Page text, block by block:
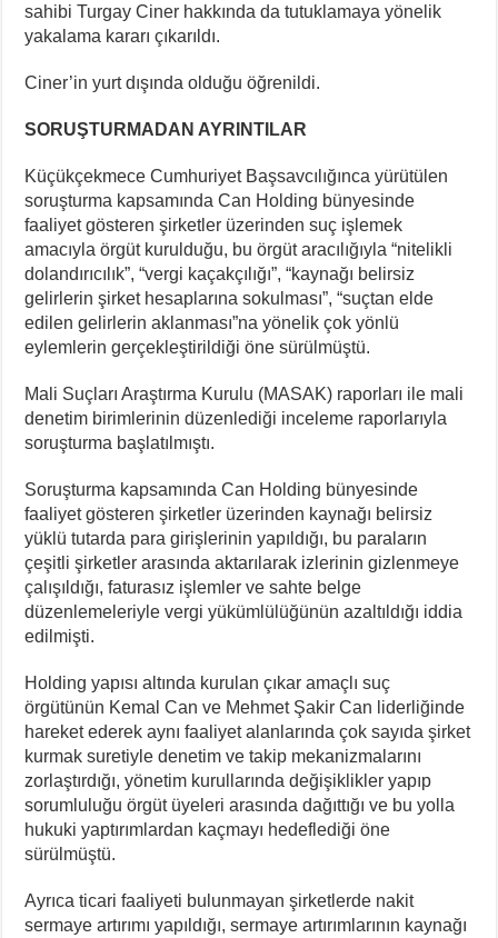
sahibi Turgay Ciner hakkında da tutuklamaya yönelik
yakalama kararı çıkarıldı.
Ciner’in yurt dışında olduğu öğrenildi.
SORUŞTURMADAN AYRINTILAR
Küçükçekmece Cumhuriyet Başsavcılığınca yürütülen
soruşturma kapsamında Can Holding bünyesinde
faaliyet gösteren şirketler üzerinden suç işlemek
amacıyla örgüt kurulduğu, bu örgüt aracılığıyla “nitelikli
dolandırıcılık”, “vergi kaçakçılığı”, “kaynağı belirsiz
gelirlerin şirket hesaplarına sokulması”, “suçtan elde
edilen gelirlerin aklanması”na yönelik çok yönlü
eylemlerin gerçekleştirildiği öne sürülmüştü.
Mali Suçları Araştırma Kurulu (MASAK) raporları ile mali
denetim birimlerinin düzenlediği inceleme raporlarıyla
soruşturma başlatılmıştı.
Soruşturma kapsamında Can Holding bünyesinde
faaliyet gösteren şirketler üzerinden kaynağı belirsiz
yüklü tutarda para girişlerinin yapıldığı, bu paraların
çeşitli şirketler arasında aktarılarak izlerinin gizlenmeye
çalışıldığı, faturasız işlemler ve sahte belge
düzenlemeleriyle vergi yükümlülüğünün azaltıldığı iddia
edilmişti.
Holding yapısı altında kurulan çıkar amaçlı suç
örgütünün Kemal Can ve Mehmet Şakir Can liderliğinde
hareket ederek aynı faaliyet alanlarında çok sayıda şirket
kurmak suretiyle denetim ve takip mekanizmalarını
zorlaştırdığı, yönetim kurullarında değişiklikler yapıp
sorumluluğu örgüt üyeleri arasında dağıttığı ve bu yolla
hukuki yaptırımlardan kaçmayı hedeflediği öne
sürülmüştü.
Ayrıca ticari faaliyeti bulunmayan şirketlerde nakit
sermaye artırımı yapıldığı, sermaye artırımlarının kaynağı